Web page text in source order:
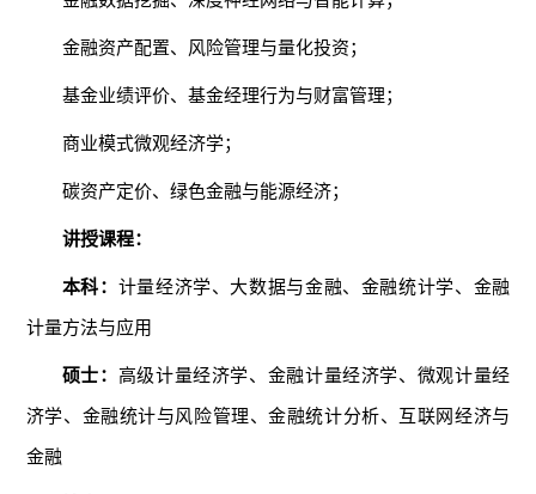
金融资产配置、风险管理与量化投资；
基金业绩评价、基金经理行为与财富管理；
商业模式微观经济学；
碳资产定价、绿色金融与能源经济；
讲授课程：
本科： 计量经济学、大数据与金融、金融统计学、金融
计量方法与应用
硕士： 高级计量经济学、金融计量经济学、微观计量经
济学、金融统计与风险管理、金融统计分析、互联网经济与
金融